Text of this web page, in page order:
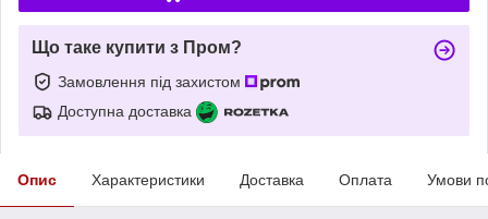
Що таке купити з Пром?
Замовлення під захистом
Доступна доставка
Опис Характеристики Доставка Оплата Умови